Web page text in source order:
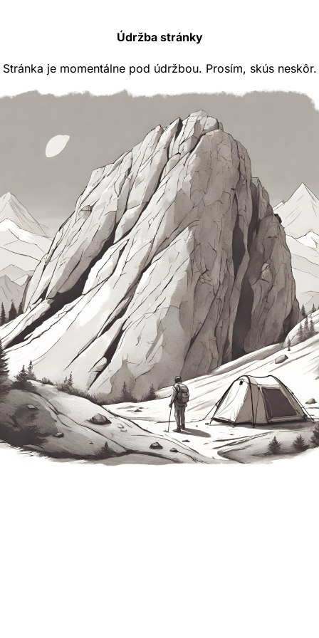
Údržba stránky
Stránka je momentálne pod údržbou. Prosím, skús neskôr.